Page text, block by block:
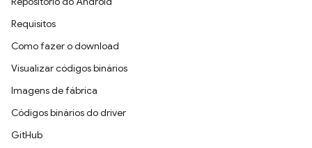
Requisitos
Como fazer o download
Visualizar códigos binários
Imagens de fábrica
Códigos binários do driver
GitHub